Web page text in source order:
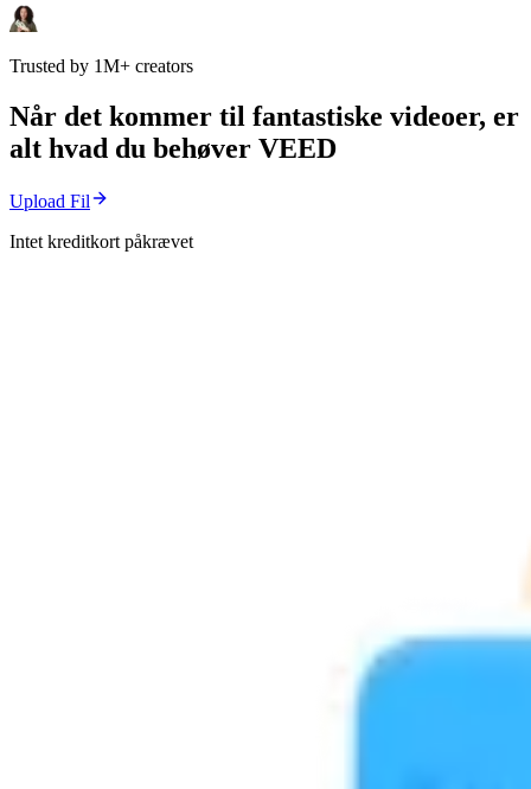
Trusted by 1M+ creators
Når det kommer til fantastiske videoer, er
alt hvad du behøver VEED
Upload Fil
Intet kreditkort påkrævet